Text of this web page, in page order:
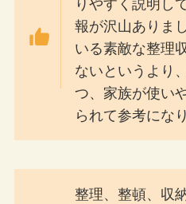
りやすく説明し
報が沢山ありま
いる素敵な整理
ないというより
つ、家族が使い
られて参考にな
整理、整頓、収